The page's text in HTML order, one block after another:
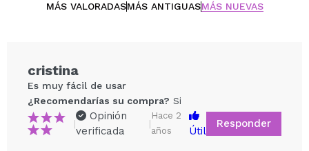
MÁS VALORADASMÁS ANTIGUASMÁS NUEVAS
cristina
Es muy fácil de usar
¿Recomendarías su compra? Si
|
Opinión
verificada
|
Hace 2
años
Útil
Responder